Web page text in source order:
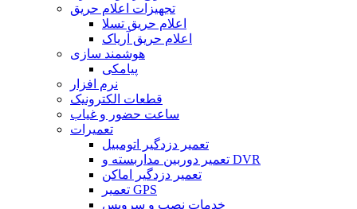
تجهیزات اعلام حریق
اعلام حریق تسلا
اعلام حریق آریاک
هوشمند سازی
پیامکی
نرم افزار
قطعات الکترونیک
ساعت حضور و غیاب
تعمیرات
تعمیر دزدگیر اتومبیل
تعمیر دوربین مداربسته و DVR
تعمیر دزدگیر اماکن
تعمیر GPS
خدمات نصب و سرویس